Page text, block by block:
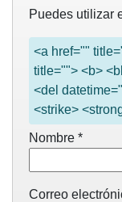
Puedes utilizar
<a href=""
title=""> <b>
<del
<strike>
Nombre *
Correo